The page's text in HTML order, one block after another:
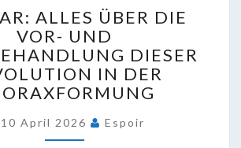
ALLES
ÜBER
DIE
VOR-
UND
NACHBEHANDLUNG
DIESER
REVOLUTION
ALLES ÜBER DIE
VOR- UND
DIESER
IN DER
10 April 2026 Espoir